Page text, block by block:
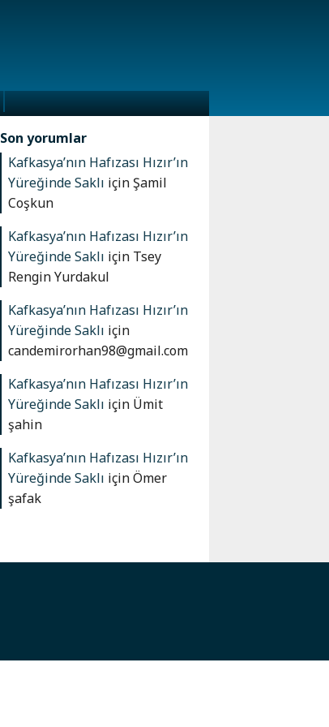
Son yorumlar
Kafkasya’nın Hafızası Hızır’ın
Yüreğinde Saklı içinŞamil
Coşkun
Kafkasya’nın Hafızası Hızır’ın
Yüreğinde Saklı için Tsey
Rengin Yurdakul
Kafkasya’nın Hafızası Hızır’ın
Yüreğinde Saklı için
candemirorhan98@gmail.com
Kafkasya’nın Hafızası Hızır’ın
Yüreğinde Saklı için Ümit
şahin
Kafkasya’nın Hafızası Hızır’ın
Yüreğinde Saklı içinÖmer
şafak